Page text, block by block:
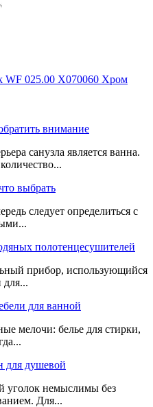
WF 025.00 X070060 Хром
внимание
санузла является ванна.
выбрать
следует определиться с
полотенцесушителей
прибор, использующийся
для...
для ванной
мелочи: белье для стирки,
для душевой
уголок немыслимы без
Для...